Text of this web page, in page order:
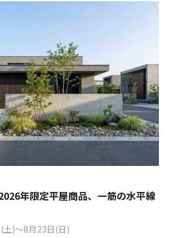
年限定平屋商品、一筋の水平線
土)〜8月23日(日)